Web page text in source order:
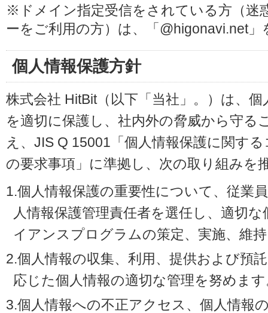
※ドメイン指定受信をされている方（迷
ーをご利用の方）は、「@higonavi.net
個人情報保護方針
株式会社 HitBit（以下「当社」。）は、
を適切に保護し、社内外の脅威から守る
え、JIS Q 15001「個人情報保護に関す
の要求事項」に準拠し、次の取り組みを
1.個人情報保護の重要性について、従業
人情報保護管理責任者を選任し、適切
イアンスプログラムの策定、実施、維
2.個人情報の収集、利用、提供および預
応じた個人情報の適切な管理を努めま
3.個人情報への不正アクセス、個人情報